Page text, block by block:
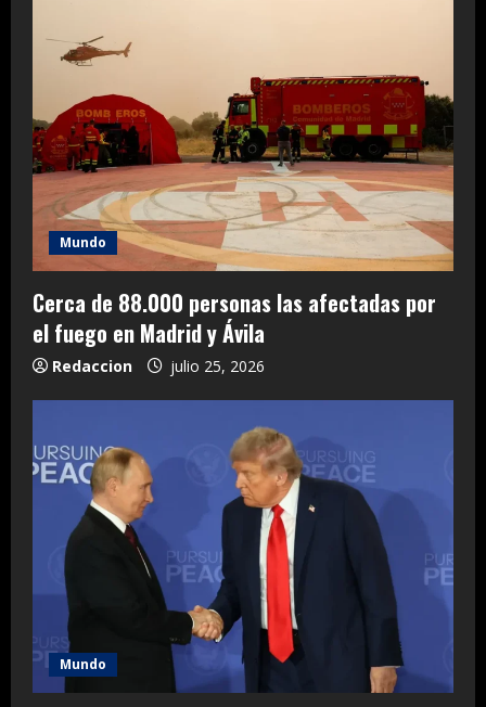
Mundo
Cerca de 88.000 personas las afectadas por
el fuego en Madrid y Ávila
Redaccion julio 25, 2026
Mundo